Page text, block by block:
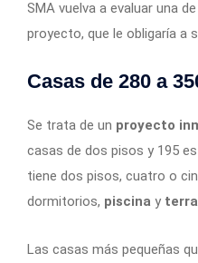
SMA vuelva a evaluar una
proyecto, que le obligaría a
Casas de 280 a
Se trata de un proyecto
casas de dos pisos y 195
tiene dos pisos, cuatro o
dormitorios, piscina y
Las casas más pequeñas